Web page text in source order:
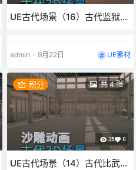
UE古代场景（16）古代监狱牢
admin · 9月22日 UE素材
共 4 张
积分
35 0
UE古代场景（14）古代比武场